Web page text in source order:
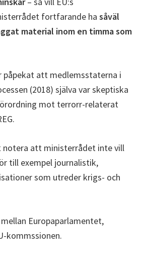
fortfarande ha såväl
material inom en timma som
påpekat att medlemsstaterna i
(2018) själva var skeptiska
mot terrorr-relaterat
notera att ministerrådet inte vill
till exempel journalistik,
som utreder krigs- och
Europaparlamentet,
kommssionen.